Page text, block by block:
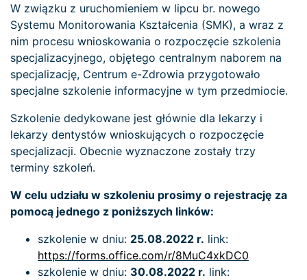
W związku z uruchomieniem w lipcu br. nowego
Systemu Monitorowania Kształcenia (SMK), a wraz z
nim procesu wnioskowania o rozpoczęcie szkolenia
specjalizacyjnego, objętego centralnym naborem na
specjalizację, Centrum e-Zdrowia przygotowało
specjalne szkolenie informacyjne w tym przedmiocie.
Szkolenie dedykowane jest głównie dla lekarzy i
lekarzy dentystów wnioskujących o rozpoczęcie
specjalizacji. Obecnie wyznaczone zostały trzy
terminy szkoleń.
W celu udziału w szkoleniu prosimy o rejestrację za
pomocą jednego z poniższych linków:
szkolenie w dniu: 25.08.2022 r. link:
https://forms.office.com/r/8MuC4xkDC0
szkolenie w dniu: 30.08.2022 r. link: